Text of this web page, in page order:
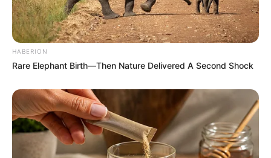
HABERION
Rare Elephant Birth—Then Nature Delivered A Second Shock